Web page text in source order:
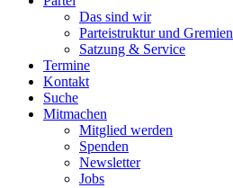
Das sind wir
Parteistruktur und Gremien
Satzung & Service
Termine
Kontakt
Suche
Mitmachen
Mitglied werden
Spenden
Newsletter
Jobs